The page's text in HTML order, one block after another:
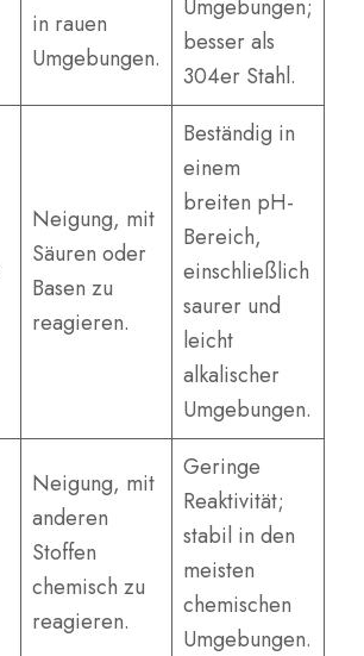
in rauen
Umgebungen.
Umgebungen;
besser als
304er Stahl.
Neigung, mit
Säuren oder
Basen zu
reagieren.
Beständig in
einem
breiten pH-
Bereich,
einschließlich
saurer und
leicht
alkalischer
Umgebungen.
Neigung, mit
anderen
Stoffen
chemisch zu
reagieren.
Geringe
Reaktivität;
stabil in den
meisten
chemischen
Umgebungen.